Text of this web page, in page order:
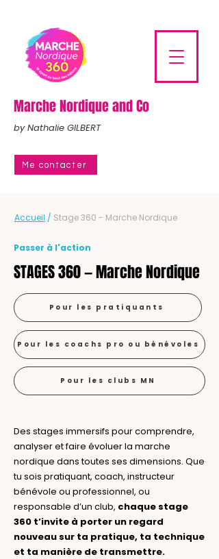
Marche Nordique and Co
by Nathalie GILBERT
Me contacter
Passer à l'action
STAGES 360 — Marche Nordique
Pour les pratiquants
Pour les coachs pro ou bénévoles
Pour les clubs MN
Des stages immersifs pour comprendre,
analyser et faire évoluer la marche
nordique dans toutes ses dimensions. Que
tu sois pratiquant, coach, instructeur
bénévole ou professionnel, ou
responsable d’un club, chaque stage
360 t’invite à porter un regard
nouveau sur ta pratique, ta technique
et ta manière de transmettre.
Accueil / Stage 360 - Marche Nordique